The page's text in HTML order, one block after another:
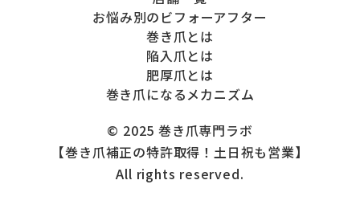
お悩み別のビフォーアフター
巻き爪とは
陥入爪とは
肥厚爪とは
巻き爪になるメカニズム
© 2025 巻き爪専門ラボ
【巻き爪補正の特許取得！土日祝も営業】
All rights reserved.